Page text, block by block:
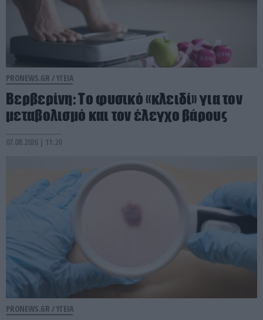
PRONEWS.GR /ΥΓΕΙΑ
Βερβερίνη: Το φυσικό «κλειδί» για τον
μεταβολισμό και τον έλεγχο βάρους
07.08.2026 | 11:20
PRONEWS.GR /ΥΓΕΙΑ